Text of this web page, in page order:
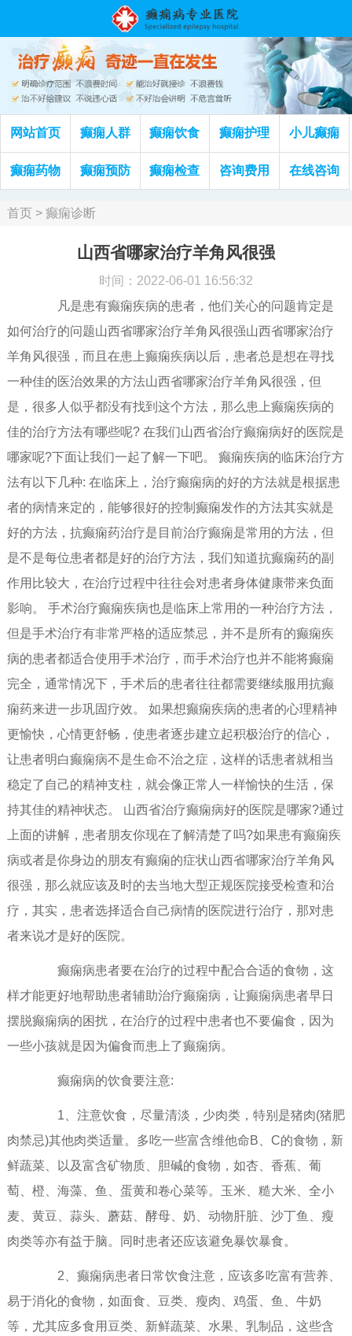
网站首页 癫痫人群 癫痫饮食 癫痫护理 小儿癫痫
癫痫药物 癫痫预防 癫痫检查 咨询费用 在线咨询
首页> 癫痫诊断
山西省哪家治疗羊角风很强
时间：2022-06-01 16:56:32
凡是患有癫痫疾病的患者，他们关心的问题肯定是
如何治疗的问题山西省哪家治疗羊角风很强山西省哪家治疗
羊角风很强，而且在患上癫痫疾病以后，患者总是想在寻找
一种佳的医治效果的方法山西省哪家治疗羊角风很强，但
是，很多人似乎都没有找到这个方法，那么患上癫痫疾病的
佳的治疗方法有哪些呢? 在我们山西省治疗癫痫病好的医院是
哪家呢?下面让我们一起了解一下吧。 癫痫疾病的临床治疗方
法有以下几种: 在临床上，治疗癫痫病的好的方法就是根据患
者的病情来定的，能够很好的控制癫痫发作的方法其实就是
好的方法，抗癫痫药治疗是目前治疗癫痫是常用的方法，但
是不是每位患者都是好的治疗方法，我们知道抗癫痫药的副
作用比较大，在治疗过程中往往会对患者身体健康带来负面
影响。 手术治疗癫痫疾病也是临床上常用的一种治疗方法，
但是手术治疗有非常严格的适应禁忌，并不是所有的癫痫疾
病的患者都适合使用手术治疗，而手术治疗也并不能将癫痫
完全，通常情况下，手术后的患者往往都需要继续服用抗癫
痫药来进一步巩固疗效。 如果想癫痫疾病的患者的心理精神
更愉快，心情更舒畅，使患者逐步建立起积极治疗的信心，
让患者明白癫痫病不是生命不治之症，这样的话患者就相当
稳定了自己的精神支柱，就会像正常人一样愉快的生活，保
持其佳的精神状态。 山西省治疗癫痫病好的医院是哪家?通过
上面的讲解，患者朋友你现在了解清楚了吗?如果患有癫痫疾
病或者是你身边的朋友有癫痫的症状山西省哪家治疗羊角风
很强，那么就应该及时的去当地大型正规医院接受检查和治
疗，其实，患者选择适合自己病情的医院进行治疗，那对患
者来说才是好的医院。
癫痫病患者要在治疗的过程中配合合适的食物，这
样才能更好地帮助患者辅助治疗癫痫病，让癫痫病患者早日
摆脱癫痫病的困扰，在治疗的过程中患者也不要偏食，因为
一些小孩就是因为偏食而患上了癫痫病。
癫痫病的饮食要注意:
1、注意饮食，尽量清淡，少肉类，特别是猪肉(猪肥
肉禁忌)其他肉类适量。多吃一些富含维他命B、C的食物，新
鲜蔬菜、以及富含矿物质、胆碱的食物，如杏、香蕉、葡
萄、橙、海藻、鱼、蛋黄和卷心菜等。玉米、糙大米、全小
麦、黄豆、蒜头、蘑菇、酵母、奶、动物肝脏、沙丁鱼、瘦
肉类等亦有益于脑。同时患者还应该避免暴饮暴食。
2、癫痫病患者日常饮食注意，应该多吃富有营养、
易于消化的食物，如面食、豆类、瘦肉、鸡蛋、鱼、牛奶
等，尤其应多食用豆类、新鲜蔬菜、水果、乳制品，这些含